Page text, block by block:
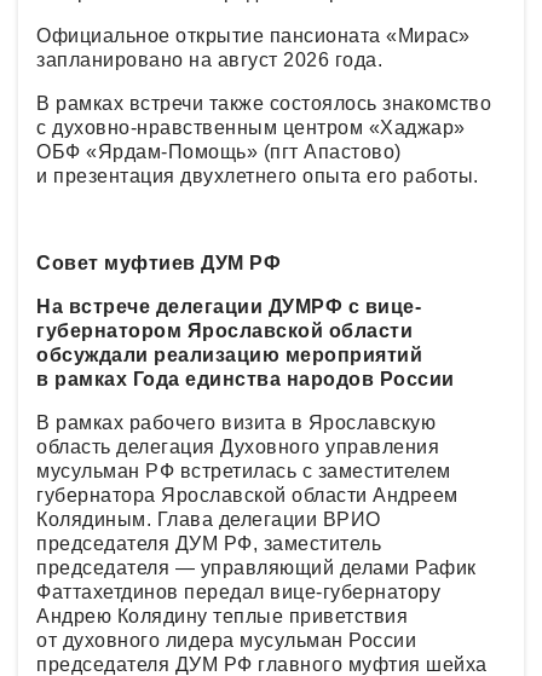
Официальное открытие пансионата «Мирас»
запланировано на август 2026 года.
В рамках встречи также состоялось знакомство
с духовно-нравственным центром «Хаджар»
ОБФ «Ярдам-Помощь» (пгт Апастово)
и презентация двухлетнего опыта его работы.
Совет муфтиев ДУМ РФ
На встрече делегации ДУМРФ с вице-
губернатором Ярославской области
обсуждали реализацию мероприятий
в рамках Года единства народов России
В рамках рабочего визита в Ярославскую
область делегация Духовного управления
мусульман РФ встретилась с заместителем
губернатора Ярославской области Андреем
Колядиным. Глава делегации ВРИО
председателя ДУМ РФ, заместитель
председателя — управляющий делами Рафик
Фаттахетдинов передал вице-губернатору
Андрею Колядину теплые приветствия
от духовного лидера мусульман России
председателя ДУМ РФ главного муфтия шейха